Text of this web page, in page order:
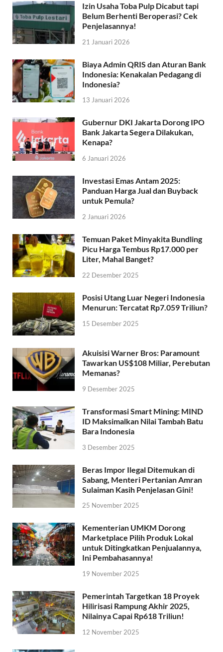
Izin Usaha Toba Pulp Dicabut tapi
Belum Berhenti Beroperasi? Cek
Penjelasannya!
21 Januari 2026
Biaya Admin QRIS dan Aturan Bank
Indonesia: Kenakalan Pedagang di
Indonesia?
13 Januari 2026
Gubernur DKI Jakarta Dorong IPO
Bank Jakarta Segera Dilakukan,
Kenapa?
6 Januari 2026
Investasi Emas Antam 2025:
Panduan Harga Jual dan Buyback
untuk Pemula?
2 Januari 2026
Temuan Paket Minyakita Bundling
Picu Harga Tembus Rp17.000 per
Liter, Mahal Banget?
22 Desember 2025
Posisi Utang Luar Negeri Indonesia
Menurun: Tercatat Rp7.059 Triliun?
15 Desember 2025
Akuisisi Warner Bros: Paramount
Tawarkan US$108 Miliar, Perebutan
Memanas?
9 Desember 2025
Transformasi Smart Mining: MIND
ID Maksimalkan Nilai Tambah Batu
Bara Indonesia
3 Desember 2025
Beras Impor Ilegal Ditemukan di
Sabang, Menteri Pertanian Amran
Sulaiman Kasih Penjelasan Gini!
25 November 2025
Kementerian UMKM Dorong
Marketplace Pilih Produk Lokal
untuk Ditingkatkan Penjualannya,
Ini Pembahasannya!
19 November 2025
Pemerintah Targetkan 18 Proyek
Hilirisasi Rampung Akhir 2025,
Nilainya Capai Rp618 Triliun!
12 November 2025